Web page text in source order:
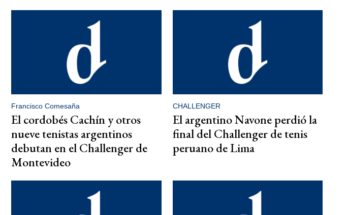
Francisco Comesaña
El cordobés Cachín y otros
nueve tenistas argentinos
debutan en el Challenger de
Montevideo
CHALLENGER
El argentino Navone perdió la
final del Challenger de tenis
peruano de Lima